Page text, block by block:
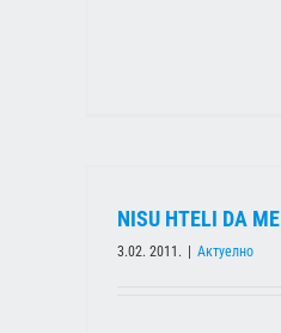
NISU HTELI DA
3.02. 2011. Актуелно